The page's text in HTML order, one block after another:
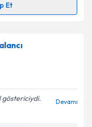
Et
talebi
almanız için bir
bilgilendireceğiz.
göstericiydi.
Devamı